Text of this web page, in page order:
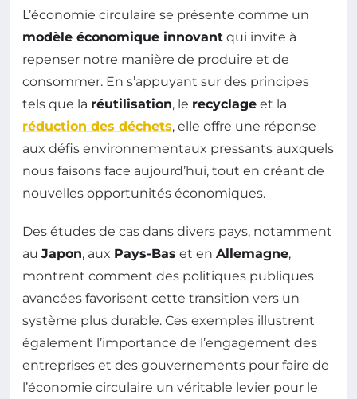
L’économie circulaire se présente comme un
modèle économique innovant qui invite à
repenser notre manière de produire et de
consommer. En s’appuyant sur des principes
tels que la réutilisation, le recyclage et la
réduction des déchets, elle offre une réponse
aux défis environnementaux pressants auxquels
nous faisons face aujourd’hui, tout en créant de
nouvelles opportunités économiques.
Des études de cas dans divers pays, notamment
au Japon, aux Pays-Bas et en Allemagne,
montrent comment des politiques publiques
avancées favorisent cette transition vers un
système plus durable. Ces exemples illustrent
également l’importance de l’engagement des
entreprises et des gouvernements pour faire de
l’économie circulaire un véritable levier pour le